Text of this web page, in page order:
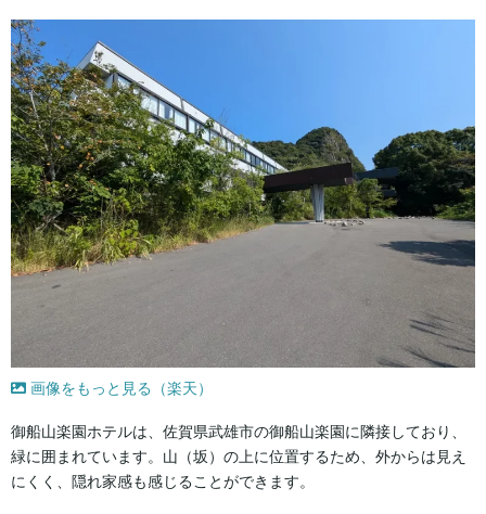
画像をもっと見る（楽天）
御船山楽園ホテルは、佐賀県武雄市の御船山楽園に隣接しており、
緑に囲まれています。山（坂）の上に位置するため、外からは見え
にくく、隠れ家感も感じることができます。